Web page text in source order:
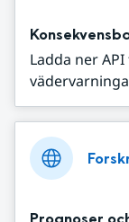
Ladda ner